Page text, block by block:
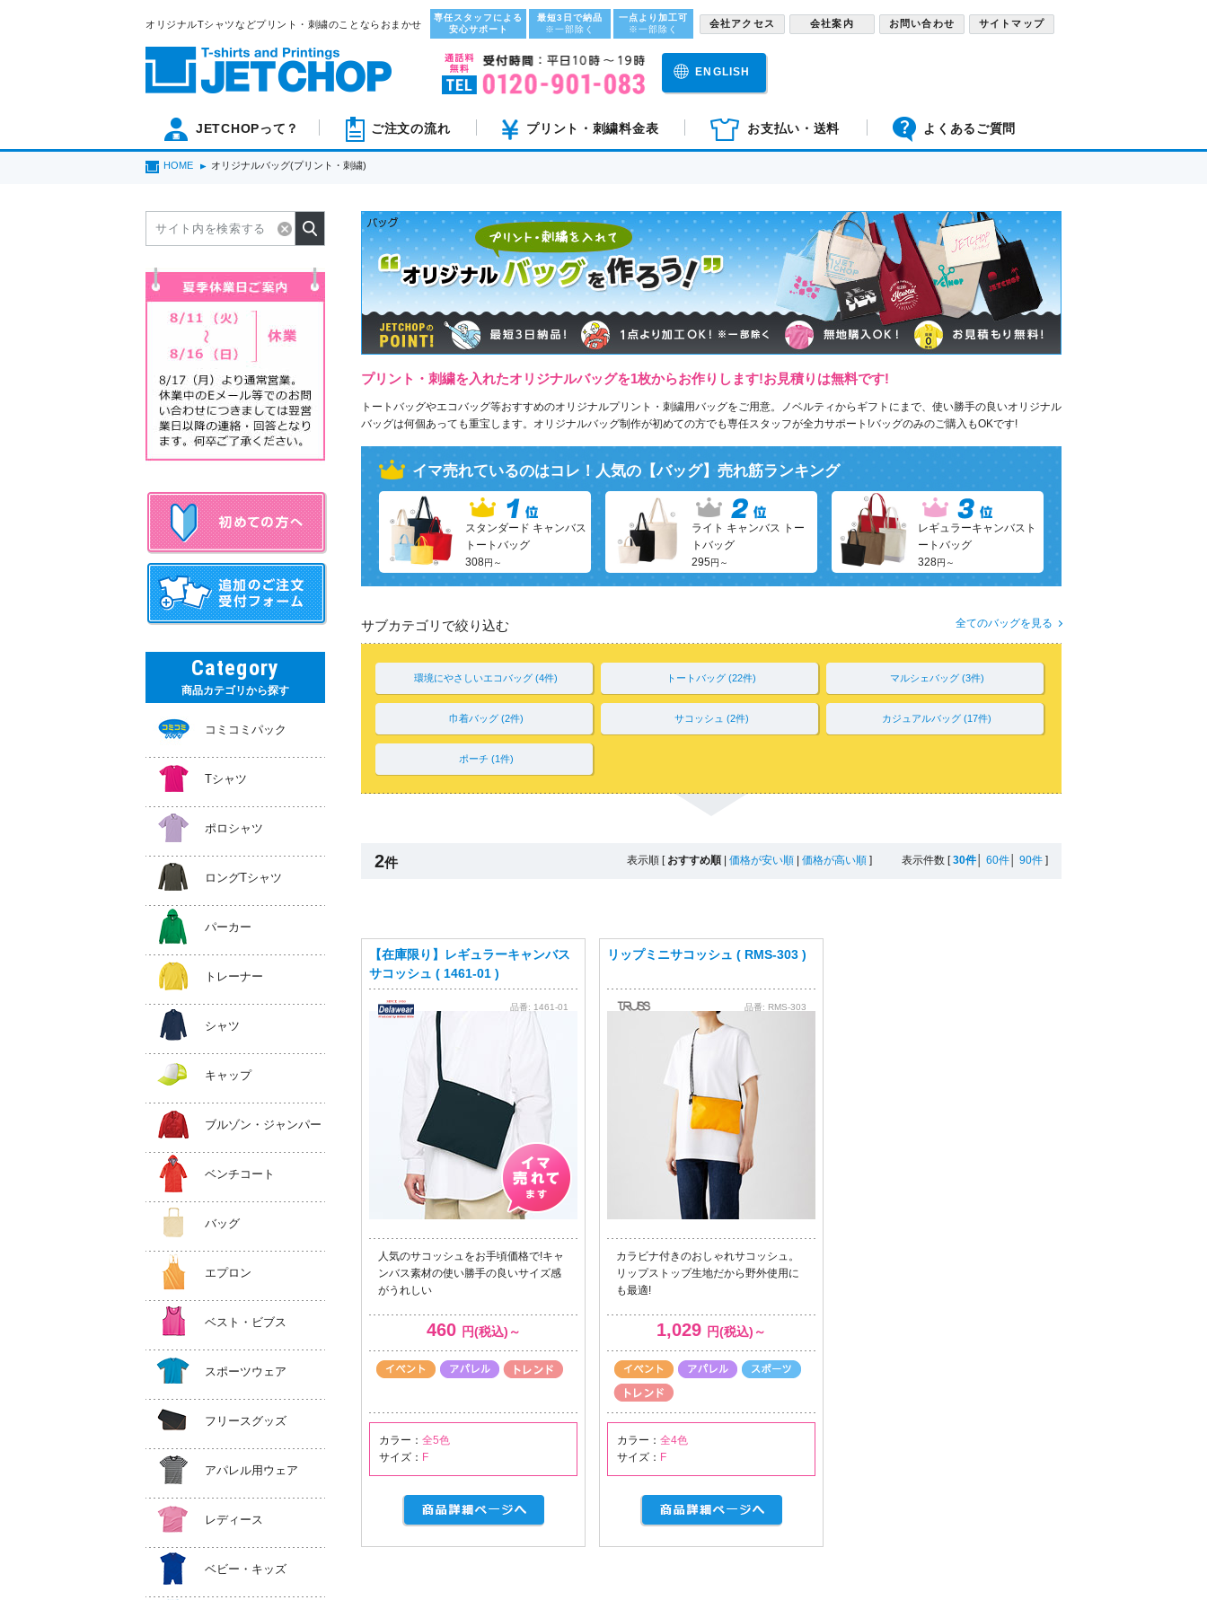
オリジナルTシャツなどプリント・刺繍のことならおまかせ
専任スタッフによる
安心サポート
最短3日で納品
※一部除く
一点より加工可
※一部除く
会社アクセス 会社案内 お問い合わせ サイトマップ
ENGLISH
JETCHOPって？ ご注文の流れ プリント・刺繍料金表 お支払い・送料 よくあるご質問
HOME オリジナルバッグ(プリント・刺繍)
Category
商品カテゴリから探す
コミコミパック
Tシャツ
ポロシャツ
ロングTシャツ
パーカー
トレーナー
シャツ
キャップ
ブルゾン・ジャンパー
ベンチコート
バッグ
エプロン
ベスト・ビブス
スポーツウェア
フリースグッズ
アパレル用ウェア
レディース
ベビー・キッズ
プリント・刺繍を入れたオリジナルバッグを1枚からお作りします!お見積りは無料です!
トートバッグやエコバッグ等おすすめのオリジナルプリント・刺繍用バッグをご用意。ノベルティからギフトにまで、使い勝手の良いオリジナル
バッグは何個あっても重宝します。オリジナルバッグ制作が初めての方でも専任スタッフが全力サポート!バッグのみのご購入もOKです!
イマ売れているのはコレ！人気の【バッグ】売れ筋ランキング
スタンダード キャンバス
トートバッグ
308円～
ライト キャンバス トー
トバッグ
295円～
レギュラーキャンバスト
ートバッグ
328円～
サブカテゴリで絞り込む 全てのバッグを見る
環境にやさしいエコバッグ (4件) トートバッグ (22件) マルシェバッグ (3件)
巾着バッグ (2件) サコッシュ (2件) カジュアルバッグ (17件)
ポーチ (1件)
2件 表示順 [ おすすめ順 価格が安い順 価格が高い順 ] 表示件数 [30件 60件 90件 ]
【在庫限り】レギュラーキャンバス
サコッシュ ( 1461-01 )
品番: 1461-01
人気のサコッシュをお手頃価格で!キャ
ンバス素材の使い勝手の良いサイズ感
がうれしい
460 円(税込)～
カラー： 全5色
サイズ： F
リップミニサコッシュ ( RMS-303 )
品番: RMS-303
カラビナ付きのおしゃれサコッシュ。
リップストップ生地だから野外使用に
も最適!
1,029 円(税込)～
カラー： 全4色
サイズ： F